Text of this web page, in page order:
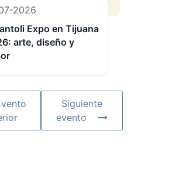
2026
Expo en Tijuana
arte, diseño y
Siguiente
evento